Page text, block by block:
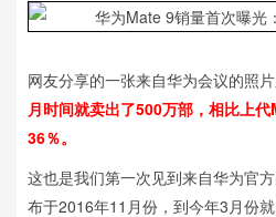
网友分享的一张来自华为会议的照片
月时间就卖出了500万部，相比上
36％。
这也是我们第一次见到来自华为官
布于2016年11月份，到今年3月份